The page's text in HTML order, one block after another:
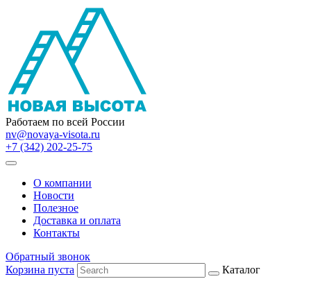
Работаем по всей России
nv@novaya-visota.ru
+7 (342) 202-25-75
О компании
Новости
Полезное
Доставка и оплата
Контакты
Обратный звонок
Корзина пуста
Каталог